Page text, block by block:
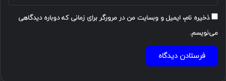
ذخیره نام، ایمیل و وبسایت من در مرورگر برای زمانی که دوباره دیدگاهی
می‌نویسم.